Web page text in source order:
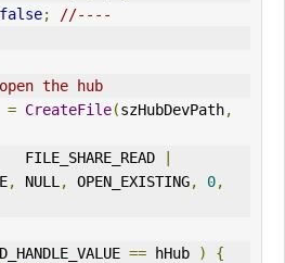
false;
//----
the hub
= CreateFile(szHubDevPath,
                  FILE_SHARE_READ
, NULL , OPEN_EXISTING, 0,
== hHub )
{